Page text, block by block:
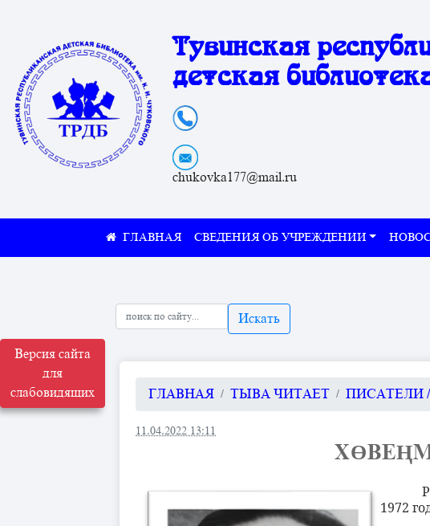
Версия сайта
для
слабовидящих
Тувинская
детская
chukovka177@mail.ru
СВЕДЕНИЯ ОБ УЧРЕЖДЕНИИ
Искать
ГЛАВНАЯ ТЫВА ЧИТАЕТ ПИСАТЕЛИ
11.04.2022 13:11
1972